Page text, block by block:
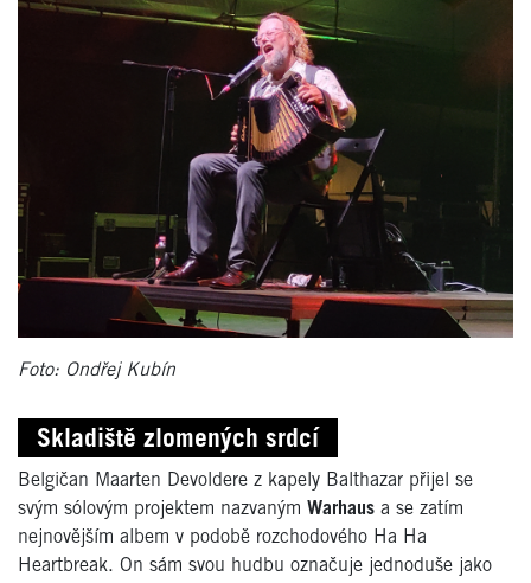
Foto: Ondřej Kubín
Skladiště zlomených srdcí
Belgičan Maarten Devoldere z kapely Balthazar přijel se
svým sólovým projektem nazvaným Warhaus a se zatím
nejnovějším albem v podobě rozchodového Ha Ha
Heartbreak. On sám svou hudbu označuje jednoduše jako